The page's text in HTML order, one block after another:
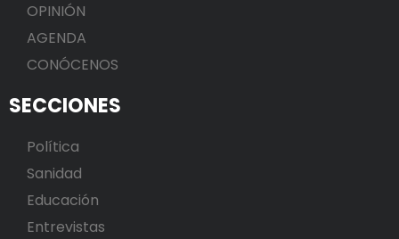
OPINIÓN
AGENDA
CONÓCENOS
SECCIONES
Política
Sanidad
Educación
Entrevistas